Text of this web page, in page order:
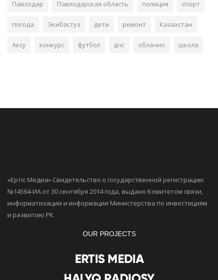
Павлодар Павлодарская область полиция спорт
погода Экибастуз дети ремонт Казахстан
Аксу конкурс футбол дчс облачно школа
«Ертiс Медиа» Свидетельство о государственной регистрации:
№14564-ИА от 30 сентября 2014 года, выдано Комитетом связи,
информатизации и информации Министерства по инвестициям
и развитию РК
OUR PROJECTS